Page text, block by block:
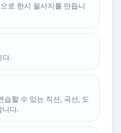
로 한시 필사지를 만듭니
다.
습할 수 있는 직선, 곡선, 도
니다.